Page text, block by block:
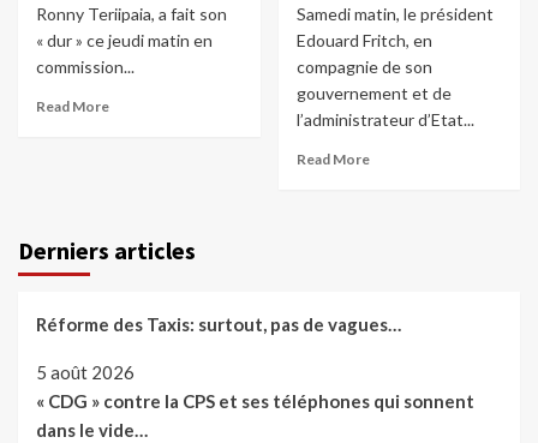
Ronny Teriipaia, a fait son
« dur » ce jeudi matin en
commission...
Read More
Samedi matin, le président
Edouard Fritch, en
compagnie de son
gouvernement et de
l’administrateur d’Etat...
Read More
Derniers articles
Réforme des Taxis: surtout, pas de vagues…
5 août 2026
« CDG » contre la CPS et ses téléphones qui sonnent
dans le vide…